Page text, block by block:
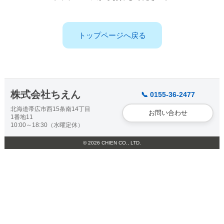
トップページへ戻る
株式会社ちえん
北海道帯広市西15条南14丁目
1番地11
10:00～18:30（水曜定休）
📞 0155-36-2477
お問い合わせ
© 2026 CHIEN CO., LTD.